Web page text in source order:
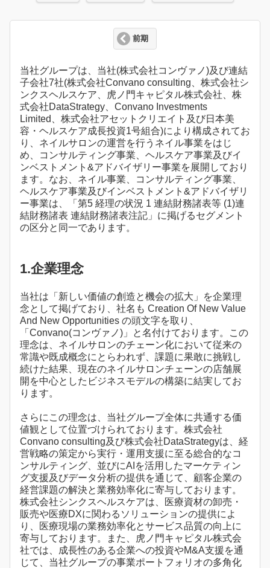
前期
当社グループは、当社(株式会社コンヴァノ)及び連結
子会社7社(株式会社Convano consulting、株式会社シ
ンクスヘルスケア、虎ノ門キャピタル株式会社、株
式会社DataStrategy、Convano Investments
Limited、株式会社アセットクリエイト及び日本美
容・ヘルスケア成長投資1号組合)により構成されてお
り、ネイルサロンの運営を行うネイル事業をはじ
め、コンサルティング事業、ヘルスケア事業及びイ
ンベストメント&アドバイザリー事業を展開しており
ます。なお、ネイル事業、コンサルティング事業、
ヘルスケア事業及びインベストメント&アドバイザリ
ー事業は、「第5 経理の状況 1 連結財務諸表等 (1)連
結財務諸表 連結財務諸表注記」に掲げるセグメント
の区分と同一であります。
1.企業理念
当社は「新しい価値の創造と機会の拡大」を企業理
念として掲げており、社名も Creation Of New Value
And New Opportunities の頭文字を取り、
「Convano(コンヴァノ)」と名付けております。この
理念は、ネイルサロンのチェーン化において従来の
常識や既成概念にとらわれず、課題に果敢に挑戦し
続けた結果、現在のネイルサロンチェーンの店舗展
開を中心としたビジネスモデルの構築に結実してお
ります。
さらにこの理念は、当社グループ全体に共通する価
値観として位置づけられております。株式会社
Convano consulting及び株式会社DataStrategyは、経
営戦略の策定から実行・運用支援に至る総合的なコ
ンサルティング、並びにAIを活用したマーケティン
グ支援及びデータ分析の提供を通じて、顧客企業の
経営課題の解決と業務効率化に寄与しております。
株式会社シンクスヘルスケアは、医療資材の卸売・
販売や医療DXに関わるソリューションの提供によ
り、医療現場の業務効率化とサービス品質の向上に
寄与しております。また、虎ノ門キャピタル株式会
社では、成長性のある企業への投資やM&A支援を通
じて、当社グループの事業ポートフォリオの多角化